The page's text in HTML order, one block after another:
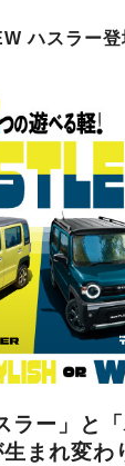
ハスラー登
ラー」と
まれ変わ